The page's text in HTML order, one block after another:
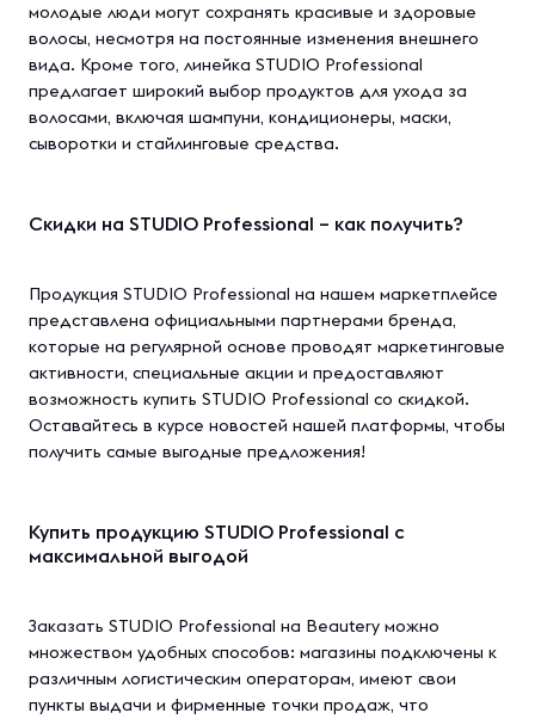
молодые люди могут сохранять красивые и здоровые
волосы, несмотря на постоянные изменения внешнего
вида. Кроме того, линейка STUDIO Professional
предлагает широкий выбор продуктов для ухода за
волосами, включая шампуни, кондиционеры, маски,
сыворотки и стайлинговые средства.
Скидки на STUDIO Professional – как получить?
Продукция STUDIO Professional на нашем маркетплейсе
представлена официальными партнерами бренда,
которые на регулярной основе проводят маркетинговые
активности, специальные акции и предоставляют
возможность купить STUDIO Professional со скидкой.
Оставайтесь в курсе новостей нашей платформы, чтобы
получить самые выгодные предложения!
Купить продукцию STUDIO Professional с
максимальной выгодой
Заказать STUDIO Professional на Beautery можно
множеством удобных способов: магазины подключены к
различным логистическим операторам, имеют свои
пункты выдачи и фирменные точки продаж, что